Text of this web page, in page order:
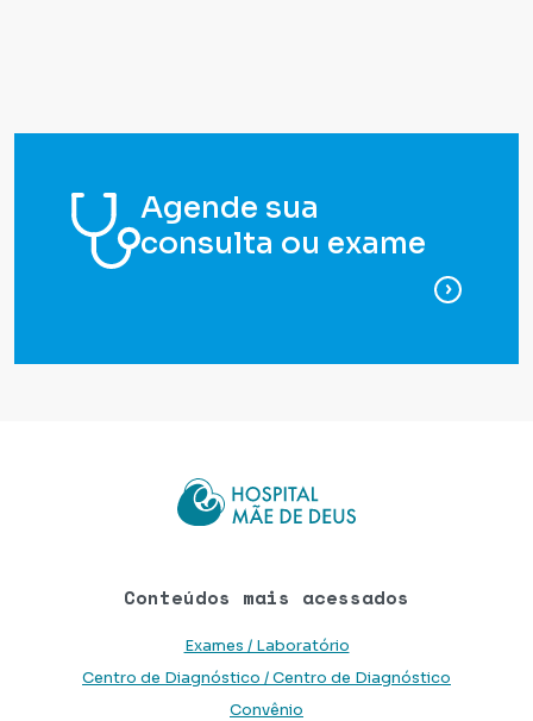
Agende sua
consulta ou exame
para
Conteúdos mais acessados
Exames / Laboratório
Centro de Diagnóstico / Centro de Diagnóstico
Convênio